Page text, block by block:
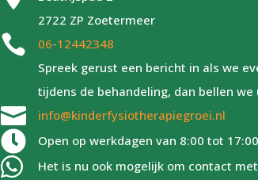
2722 ZP Zoetermeer

06-12442348
Spreek gerust een bericht in als we
tijdens de behandeling, dan bellen
 info@kinderfysiotherapiegroei.nl
 Open op werkdagen van 8:00 tot 17:00

Het is nu ook mogelijk om contact